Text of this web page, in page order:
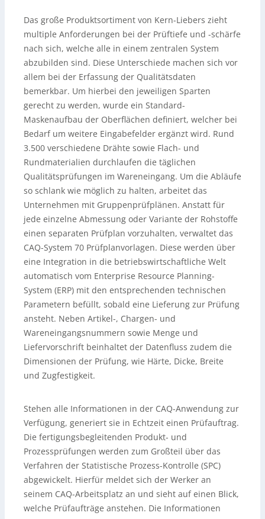
Das große Produktsortiment von Kern-Liebers zieht
multiple Anforderungen bei der Prüftiefe und -schärfe
nach sich, welche alle in einem zentralen System
abzubilden sind. Diese Unterschiede machen sich vor
allem bei der Erfassung der Qualitätsdaten
bemerkbar. Um hierbei den jeweiligen Sparten
gerecht zu werden, wurde ein Standard-
Maskenaufbau der Oberflächen definiert, welcher bei
Bedarf um weitere Eingabefelder ergänzt wird. Rund
3.500 verschiedene Drähte sowie Flach- und
Rundmaterialien durchlaufen die täglichen
Qualitätsprüfungen im Wareneingang. Um die Abläufe
so schlank wie möglich zu halten, arbeitet das
Unternehmen mit Gruppenprüfplänen. Anstatt für
jede einzelne Abmessung oder Variante der Rohstoffe
einen separaten Prüfplan vorzuhalten, verwaltet das
CAQ-System 70 Prüfplanvorlagen. Diese werden über
eine Integration in die betriebswirtschaftliche Welt
automatisch vom Enterprise Resource Planning-
System (ERP) mit den entsprechenden technischen
Parametern befüllt, sobald eine Lieferung zur Prüfung
ansteht. Neben Artikel-, Chargen- und
Wareneingangsnummern sowie Menge und
Liefervorschrift beinhaltet der Datenfluss zudem die
Dimensionen der Prüfung, wie Härte, Dicke, Breite
und Zugfestigkeit.
Stehen alle Informationen in der CAQ-Anwendung zur
Verfügung, generiert sie in Echtzeit einen Prüfauftrag.
Die fertigungsbegleitenden Produkt- und
Prozessprüfungen werden zum Großteil über das
Verfahren der Statistische Prozess-Kontrolle (SPC)
abgewickelt. Hierfür meldet sich der Werker an
seinem CAQ-Arbeitsplatz an und sieht auf einen Blick,
welche Prüfaufträge anstehen. Die Informationen